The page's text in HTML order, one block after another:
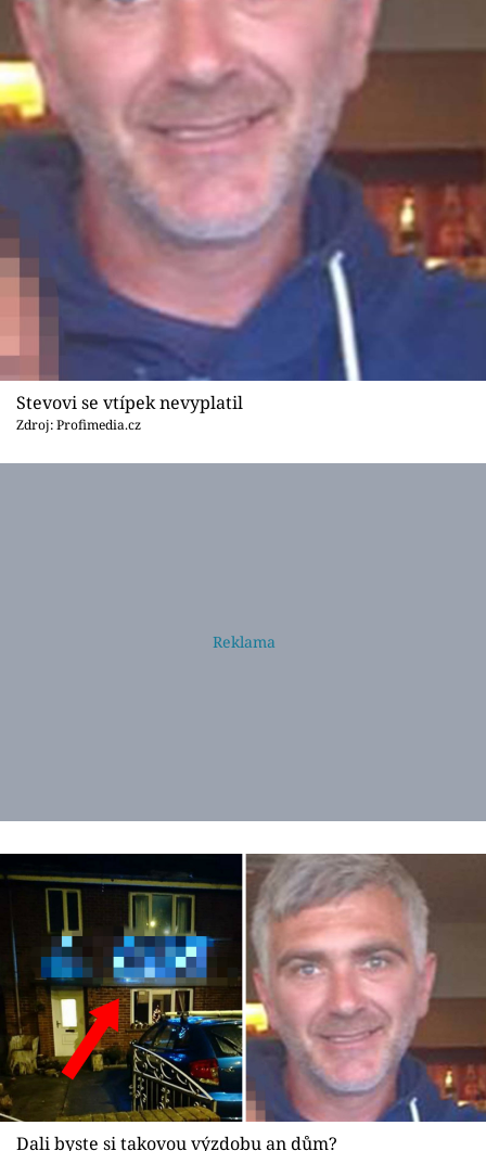
Stevovi se vtípek nevyplatil
Zdroj: Profimedia.cz
Dali byste si takovou výzdobu an dům?